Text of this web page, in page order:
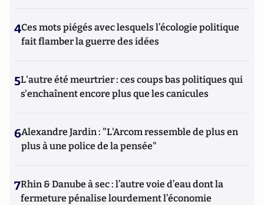
4Ces mots piégés avec lesquels l’écologie politique
fait flamber la guerre des idées
5L'autre été meurtrier : ces coups bas politiques qui
s'enchaînent encore plus que les canicules
6Alexandre Jardin : "L'Arcom ressemble de plus en
plus à une police de la pensée"
7Rhin & Danube à sec : l’autre voie d’eau dont la
fermeture pénalise lourdement l’économie